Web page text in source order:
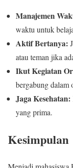
Manajemen
waktu untuk
Aktif Bertanya:
atau teman jika
Ikut Kegiatan
bergabung dalam
Jaga Kesehatan:
yang prima.
Kesimpulan